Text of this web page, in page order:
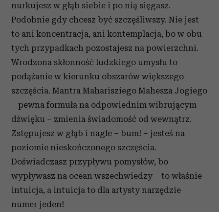
nurkujesz w głąb siebie i po nią sięgasz.
Podobnie gdy chcesz być szczęśliwszy. Nie jest
to ani koncentracja, ani kontemplacja, bo w obu
tych przypadkach pozostajesz na powierzchni.
Wrodzona skłonność ludzkiego umysłu to
podążanie w kierunku obszarów większego
szczęścia. Mantra Maharisziego Mahesza Jogiego
– pewna formuła na odpowiednim wibrującym
dźwięku – zmienia świadomość od wewnątrz.
Zstępujesz w głąb i nagle – bum! – jesteś na
poziomie nieskończonego szczęścia.
Doświadczasz przypływu pomysłów, bo
wypływasz na ocean wszechwiedzy – to właśnie
intuicja, a intuicja to dla artysty narzędzie
numer jeden!